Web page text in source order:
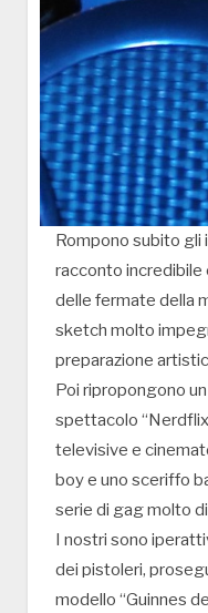
Rompono subito gli
racconto incredibile
delle fermate della
sketch molto
preparazione
Poi ripropongono
spettacolo
televisive e
boy e uno sceriffo
serie di gag molto
I nostri sono
dei pistoleri,
modello “Guinnes